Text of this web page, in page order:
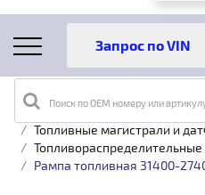
Поиск по OEM номеру или
Главная Каталог товаров
Топливные магистрали и
Рампа топливная 31400-